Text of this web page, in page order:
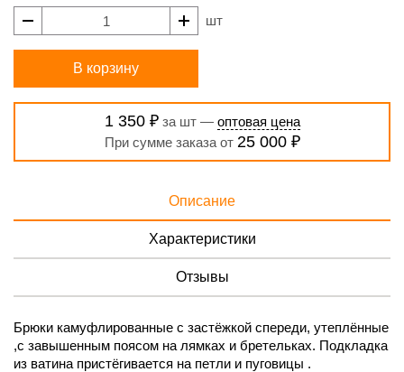
шт
В корзину
1 350 ₽за шт — оптовая цена
При сумме заказа от 25 000 ₽
Описание
Характеристики
Отзывы
Брюки камуфлированные с застёжкой спереди, утеплённые
,с завышенным поясом на лямках и бретельках. Подкладка
из ватина пристёгивается на петли и пуговицы .